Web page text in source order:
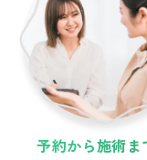
予約から施術ま